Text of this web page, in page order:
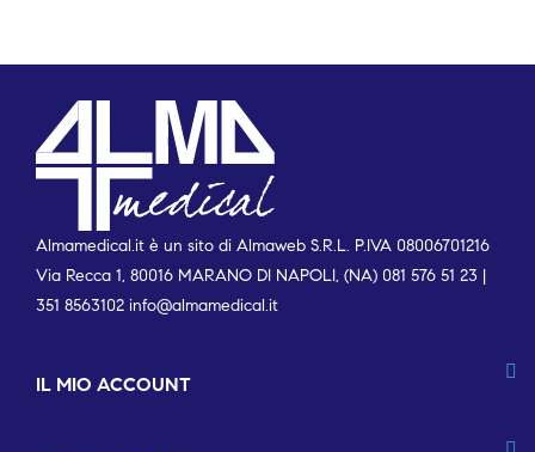
Almamedical.it è un sito di Almaweb S.R.L. P.IVA 08006701216
Via Recca 1, 80016 MARANO DI NAPOLI, (NA) 081 576 51 23 |
351 8563102 info@almamedical.it
IL MIO ACCOUNT